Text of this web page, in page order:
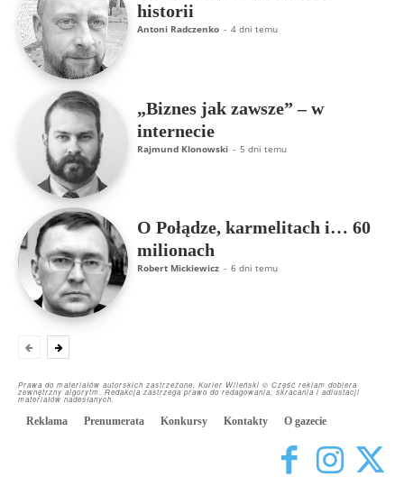
historii
Antoni Radczenko - 4 dni temu
„Biznes jak zawsze” – w
internecie
Rajmund Klonowski - 5 dni temu
O Połądze, karmelitach i… 60
milionach
Robert Mickiewicz - 6 dni temu
Prawa do materiałów autorskich zastrzeżone. Kurier Wileński © Część reklam dobiera
zewnętrzny algorytm. Redakcja zastrzega prawo do redagowania, skracania i adiustacji
materiałów nadesłanych.
Reklama Prenumerata Konkursy Kontakty O gazecie